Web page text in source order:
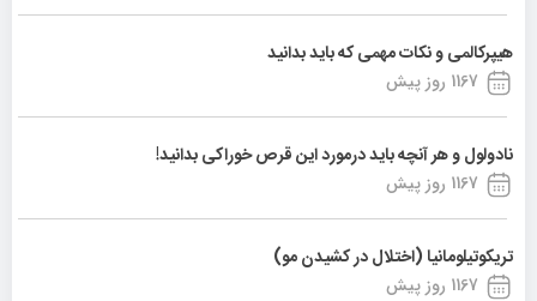
هیپرکالمی و نکات مهمی که باید بدانید
1167 روز پیش
نادولول و هر آنچه باید درمورد این قرص خوراکی بدانید!
1167 روز پیش
تریکوتیلومانیا (اختلال در کشیدن مو)
1167 روز پیش